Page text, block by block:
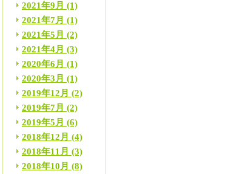
2021年9月 (1)
2021年7月 (1)
2021年5月 (2)
2021年4月 (3)
2020年6月 (1)
2020年3月 (1)
2019年12月 (2)
2019年7月 (2)
2019年5月 (6)
2018年12月 (4)
2018年11月 (3)
2018年10月 (8)